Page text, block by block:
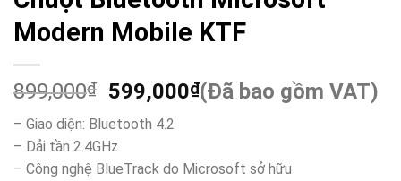
Modern Mobile KTF
899,000₫ 599,000₫(Đã bao gồm VAT)
– Giao diện: Bluetooth 4.2
– Dải tần 2.4GHz
– Công nghệ BlueTrack do Microsoft sở hữu